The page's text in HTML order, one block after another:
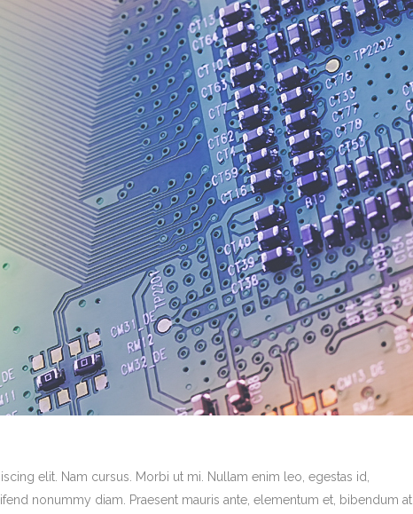
elit. Nam cursus. Morbi ut mi. Nullam enim leo, egestas id,
nonummy diam. Praesent mauris ante, elementum et, bibendum at,